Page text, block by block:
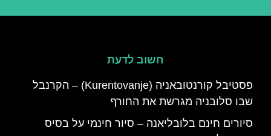
חשוב לדעת
פסטיבל קורנטובאניה (Kurentovanje) – הקרנבל
שבו סלובניה מגרשת את החורף
סיורים חינם בלובליאנה – סיור חינמי על בסיס